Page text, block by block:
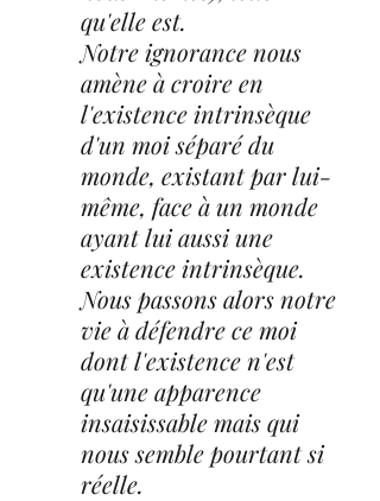
qu'elle est.
Notre ignorance nous
amène à croire en
l'existence intrinsèque
d'un moi séparé du
monde, existant par lui-
même, face à un monde
ayant lui aussi une
existence intrinsèque.
Nous passons alors notre
vie à défendre ce moi
dont l'existence n'est
qu'une apparence
insaisissable mais qui
nous semble pourtant si
réelle.